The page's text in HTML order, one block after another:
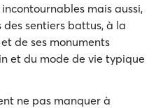
mais aussi,
des sentiers battus, à la
de ses monuments
et du mode de vie typique
ne pas manquer à